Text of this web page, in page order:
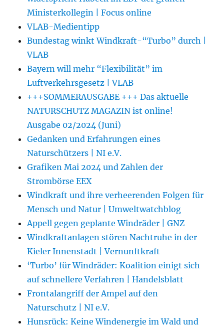
Ministerkollegin | Focus online
VLAB-Medientipp
Bundestag winkt Windkraft-“Turbo” durch |
VLAB
Bayern will mehr “Flexibilität” im
Luftverkehrsgesetz | VLAB
+++SOMMERAUSGABE +++ Das aktuelle
NATURSCHUTZ MAGAZIN ist online!
Ausgabe 02/2024 (Juni)
Gedanken und Erfahrungen eines
Naturschützers | NI e.V.
Grafiken Mai 2024 und Zahlen der
Strombörse EEX
Windkraft und ihre verheerenden Folgen für
Mensch und Natur | Umweltwatchblog
Appell gegen geplante Windräder | GNZ
Windkraftanlagen stören Nachtruhe in der
Kieler Innenstadt | Vernunftkraft
‘Turbo’ für Windräder: Koalition einigt sich
auf schnellere Verfahren | Handelsblatt
Frontalangriff der Ampel auf den
Naturschutz | NI e.V.
Hunsrück: Keine Windenergie im Wald und